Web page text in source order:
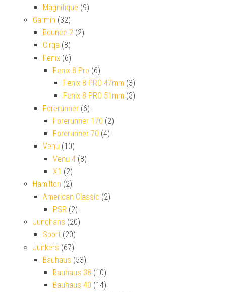
Magnifique (9)
Garmin (32)
Bounce 2 (2)
Cirqa (8)
Fenix (6)
Fenix 8 Pro (6)
Fenix 8 PRO 47mm (3)
Fenix 8 PRO 51mm (3)
Forerunner (6)
Forerunner 170 (2)
Forerunner 70 (4)
Venu (10)
Venu 4 (8)
X1 (2)
Hamilton (2)
American Classic (2)
PSR (2)
Junghans (20)
Sport (20)
Junkers (67)
Bauhaus (53)
Bauhaus 38 (10)
Bauhaus 40 (14)